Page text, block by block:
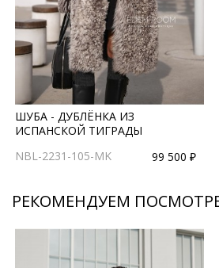
ШУБА - ДУБЛЁНКА ИЗ
ИСПАНСКОЙ ТИГРАДЫ
NBL-2231-105-MK
99 500 ₽
РЕКОМЕНДУЕМ